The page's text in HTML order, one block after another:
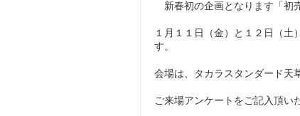
新春初の企画となります「初
１月１１日（金）と１２日（土
す。
会場は、タカラスタンダード天
ご来場アンケートをご記入頂い